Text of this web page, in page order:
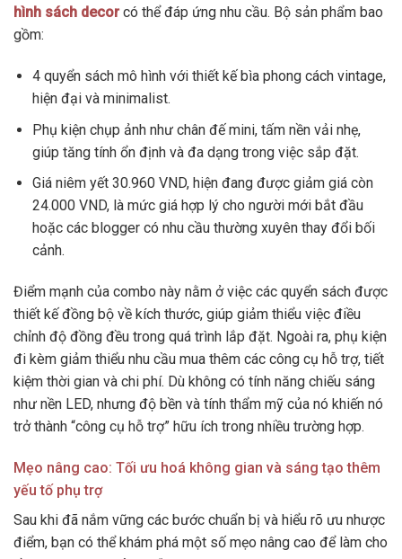
hình sách decorcó thể đáp ứng nhu cầu. Bộ sản phẩm bao
gồm:
4 quyển sách mô hình với thiết kế bìa phong cách vintage,
hiện đại và minimalist.
Phụ kiện chụp ảnh như chân đế mini, tấm nền vải nhẹ,
giúp tăng tính ổn định và đa dạng trong việc sắp đặt.
Giá niêm yết 30.960 VND, hiện đang được giảm giá còn
24.000 VND, là mức giá hợp lý cho người mới bắt đầu
hoặc các blogger có nhu cầu thường xuyên thay đổi bối
cảnh.
Điểm mạnh của combo này nằm ở việc các quyển sách được
thiết kế đồng bộ về kích thước, giúp giảm thiểu việc điều
chỉnh độ đồng đều trong quá trình lắp đặt. Ngoài ra, phụ kiện
đi kèm giảm thiểu nhu cầu mua thêm các công cụ hỗ trợ, tiết
kiệm thời gian và chi phí. Dù không có tính năng chiếu sáng
như nền LED, nhưng độ bền và tính thẩm mỹ của nó khiến nó
trở thành “công cụ hỗ trợ” hữu ích trong nhiều trường hợp.
Mẹo nâng cao: Tối ưu hoá không gian và sáng tạo thêm
yếu tố phụ trợ
Sau khi đã nắm vững các bước chuẩn bị và hiểu rõ ưu nhược
điểm, bạn có thể khám phá một số mẹo nâng cao để làm cho